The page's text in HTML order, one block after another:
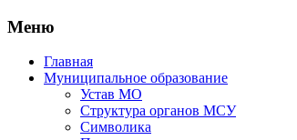
Меню
Главная
Муниципальное образование
Устав МО
Структура органов МСУ
Символика